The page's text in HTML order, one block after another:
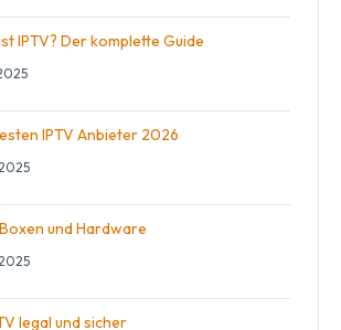
IPTV? Der komplette Guide
IPTV Anbieter 2026
und Hardware
legal und sicher